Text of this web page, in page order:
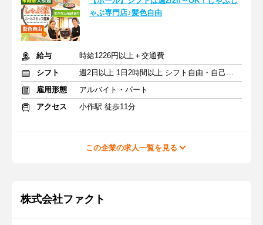
ゃぶ専門店♪髪色自由
給与
時給1226円以上＋交通費
シフト
週2日以上 1日2時間以上 シフト自由・自己申告
雇用形態
アルバイト・パート
アクセス
小作駅 徒歩11分
この企業の求人一覧を見る
株式会社ファクト